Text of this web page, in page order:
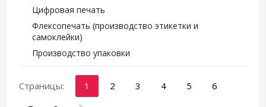
Цифровая печать
Флексопечать (производство этикетки и
самоклейки)
Производство упаковки
Страницы: 1 2 3 4 5
6